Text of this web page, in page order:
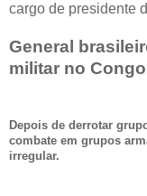
cargo de presidente
General
militar no Congo
Depois de derrotar
combate em grupos
irregular.